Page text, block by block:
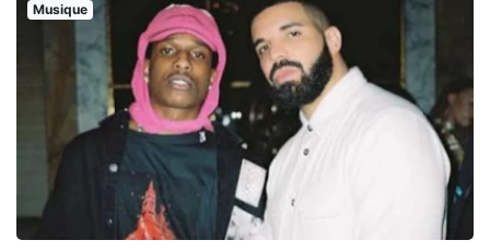
Musique